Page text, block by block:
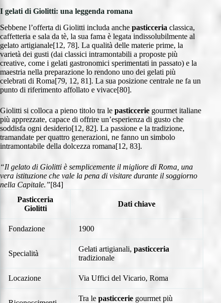
I gelati di Giolitti: una leggenda romana
Sebbene l’offerta di Giolitti includa anche pasticceria classica,
caffetteria e sala da tè, la sua fama è legata indissolubilmente al
gelato artigianale[12, 78]. La qualità delle materie prime, la
varietà dei gusti (dai classici intramontabili a proposte più
creative, come i gelati gastronomici sperimentati in passato) e la
maestria nella preparazione lo rendono uno dei gelati più
celebrati di Roma[79, 12, 81]. La sua posizione centrale ne fa un
punto di riferimento affollato e vivace[80].
Giolitti si colloca a pieno titolo tra le pasticcerie gourmet italiane
più apprezzate, capace di offrire un’esperienza di gusto che
soddisfa ogni desiderio[12, 82]. La passione e la tradizione,
tramandate per quattro generazioni, ne fanno un simbolo
intramontabile della dolcezza romana[12, 83].
“Il gelato di Giolitti è semplicemente il migliore di Roma, una
vera istituzione che vale la pena di visitare durante il soggiorno
nella Capitale.”[84]
Pasticceria
Giolitti
Dati chiave
Fondazione 1900
Specialità
Gelati artigianali, pasticceria
tradizionale
Locazione Via Uffici del Vicario, Roma
Tra le pasticcerie gourmet più